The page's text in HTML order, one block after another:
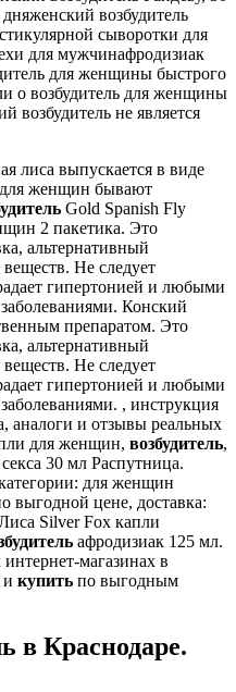
возбудитель
сыворотки для
для мужчинафродизиак
для женщины быстрого
о возбудитель для женщины
возбудитель не является
лиса выпускается в виде
для женщин бывают
Gold Spanish Fly
2 пакетика. Это
альтернативный
Не следует
гипертонией и любыми
Конский
препаратом. Это
альтернативный
Не следует
гипертонией и любыми
, инструкция
и отзывы реальных
для женщин, возбудитель,
30 мл Распутница.
для женщин
выгодной цене, доставка:
Silver Fox капли
афродизиак 125 мл.
магазинах в
и купить по выгодным
в Краснодаре.